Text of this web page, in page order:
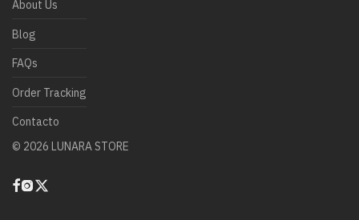
About Us
Blog
FAQs
Order Tracking
Contacto
© 2026 LUNARA STORE